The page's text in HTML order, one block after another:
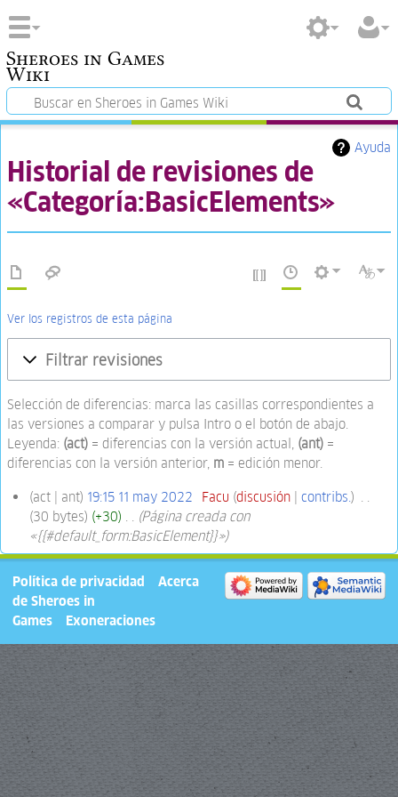
Sheroes in Games
Wiki
Ayuda
Historial de revisiones de
«Categoría:BasicElements»
Ver los registros de esta página
Filtrar revisiones
Selección de diferencias: marca las casillas correspondientes a
las versiones a comparar y pulsa Intro o el botón de abajo.
Leyenda: (act)= diferencias con la versión actual, (ant)=
diferencias con la versión anterior, m= edición menor.
act ant 19:15 11 may 2022 Facu discusión contribs.
30 bytes
+30
Página creada con
«{{#default_form:BasicElement}}»
Política de privacidad
Acerca
de Sheroes in
Games
Exoneraciones